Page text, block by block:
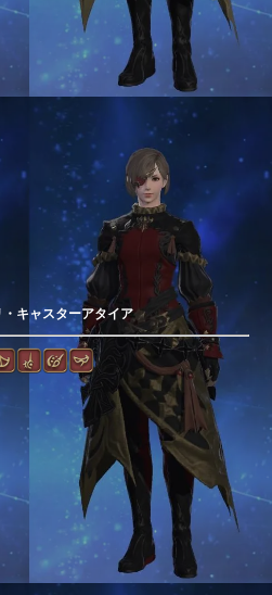
キャスターアタイア